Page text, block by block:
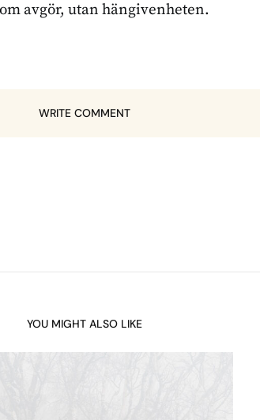
avgör, utan hängivenheten.
WRITE COMMENT
YOU MIGHT ALSO LIKE